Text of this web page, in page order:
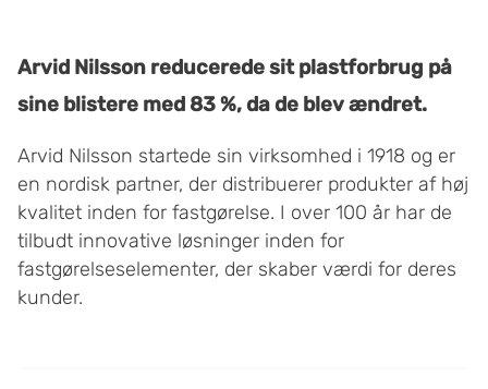
Arvid Nilsson reducerede sit plastforbrug på
sine blistere med 83 %, da de blev ændret.
Arvid Nilsson startede sin virksomhed i 1918 og er
en nordisk partner, der distribuerer produkter af høj
kvalitet inden for fastgørelse. I over 100 år har de
tilbudt innovative løsninger inden for
fastgørelseselementer, der skaber værdi for deres
kunder.